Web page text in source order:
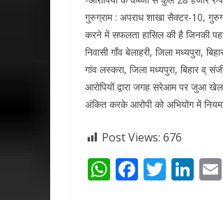
गुरुग्राम : अपराध शाखा सैक्टर-10,
करने में सफलता हासिल की है जिनकी
निवासी गाँव बेलाहरी, जिला मध्यपुरा,
गांव लस्करा, जिला मध्यपुरा, बिहार व्
आरोपियों द्वारा जगह सरेआम पर जुआ
अंकित करके आरोपी को अभियोग में
Post Views: 676
W F T Li